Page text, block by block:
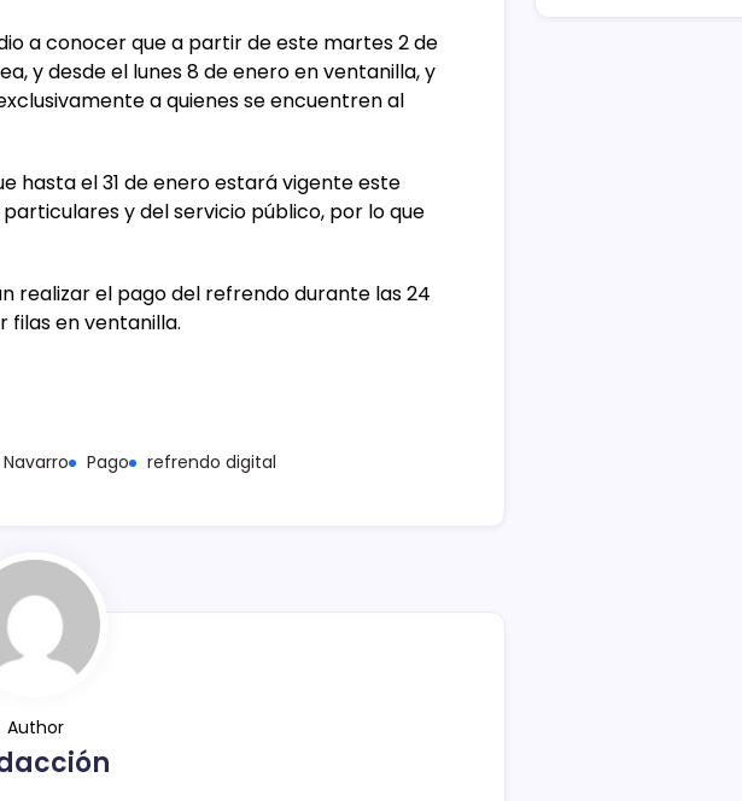
a conocer que a partir de este martes 2 de
y desde el lunes 8 de enero en ventanilla, y
a quienes se encuentren al
hasta el 31 de enero estará vigente este
y del servicio público, por lo que
realizar el pago del refrendo durante las 24
filas en ventanilla.
Navarro Pago refrendo digital
Author